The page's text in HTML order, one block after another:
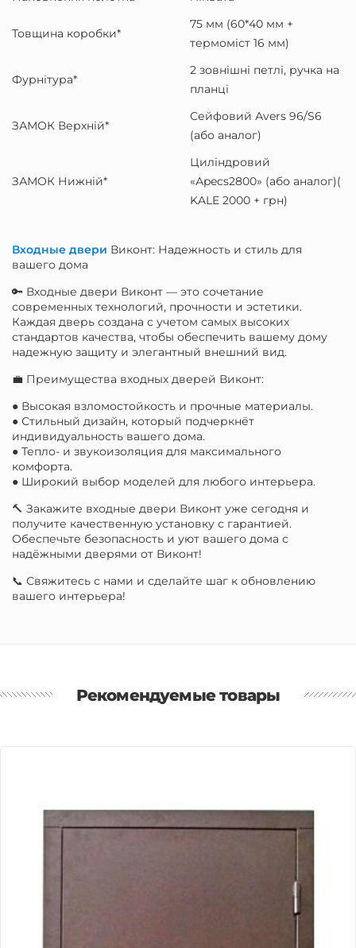
Товщина коробки*
75 мм (60*40 мм +
термоміст 16 мм)
Фурнітура*
2 зовнішні петлі, ручка на
планці
ЗАМОК Верхній*
Сейфовий Аvers 96/S6
(або аналог)
ЗАМОК Нижній*
Циліндровий
«Аpecs2800» (або аналог)(
KALE 2000 + грн)
Входные двери Виконт: Надежность и стиль для
вашего дома
🔑 Входные двери Виконт — это сочетание
современных технологий, прочности и эстетики.
Каждая дверь создана с учетом самых высоких
стандартов качества, чтобы обеспечить вашему дому
надежную защиту и элегантный внешний вид.
💼 Преимущества входных дверей Виконт:
● Высокая взломостойкость и прочные материалы.
● Стильный дизайн, который подчеркнёт
индивидуальность вашего дома.
● Тепло- и звукоизоляция для максимального
комфорта.
● Широкий выбор моделей для любого интерьера.
🔨 Закажите входные двери Виконт уже сегодня и
получите качественную установку с гарантией.
Обеспечьте безопасность и уют вашего дома с
надёжными дверями от Виконт!
📞 Свяжитесь с нами и сделайте шаг к обновлению
вашего интерьера!
Рекомендуемые товары